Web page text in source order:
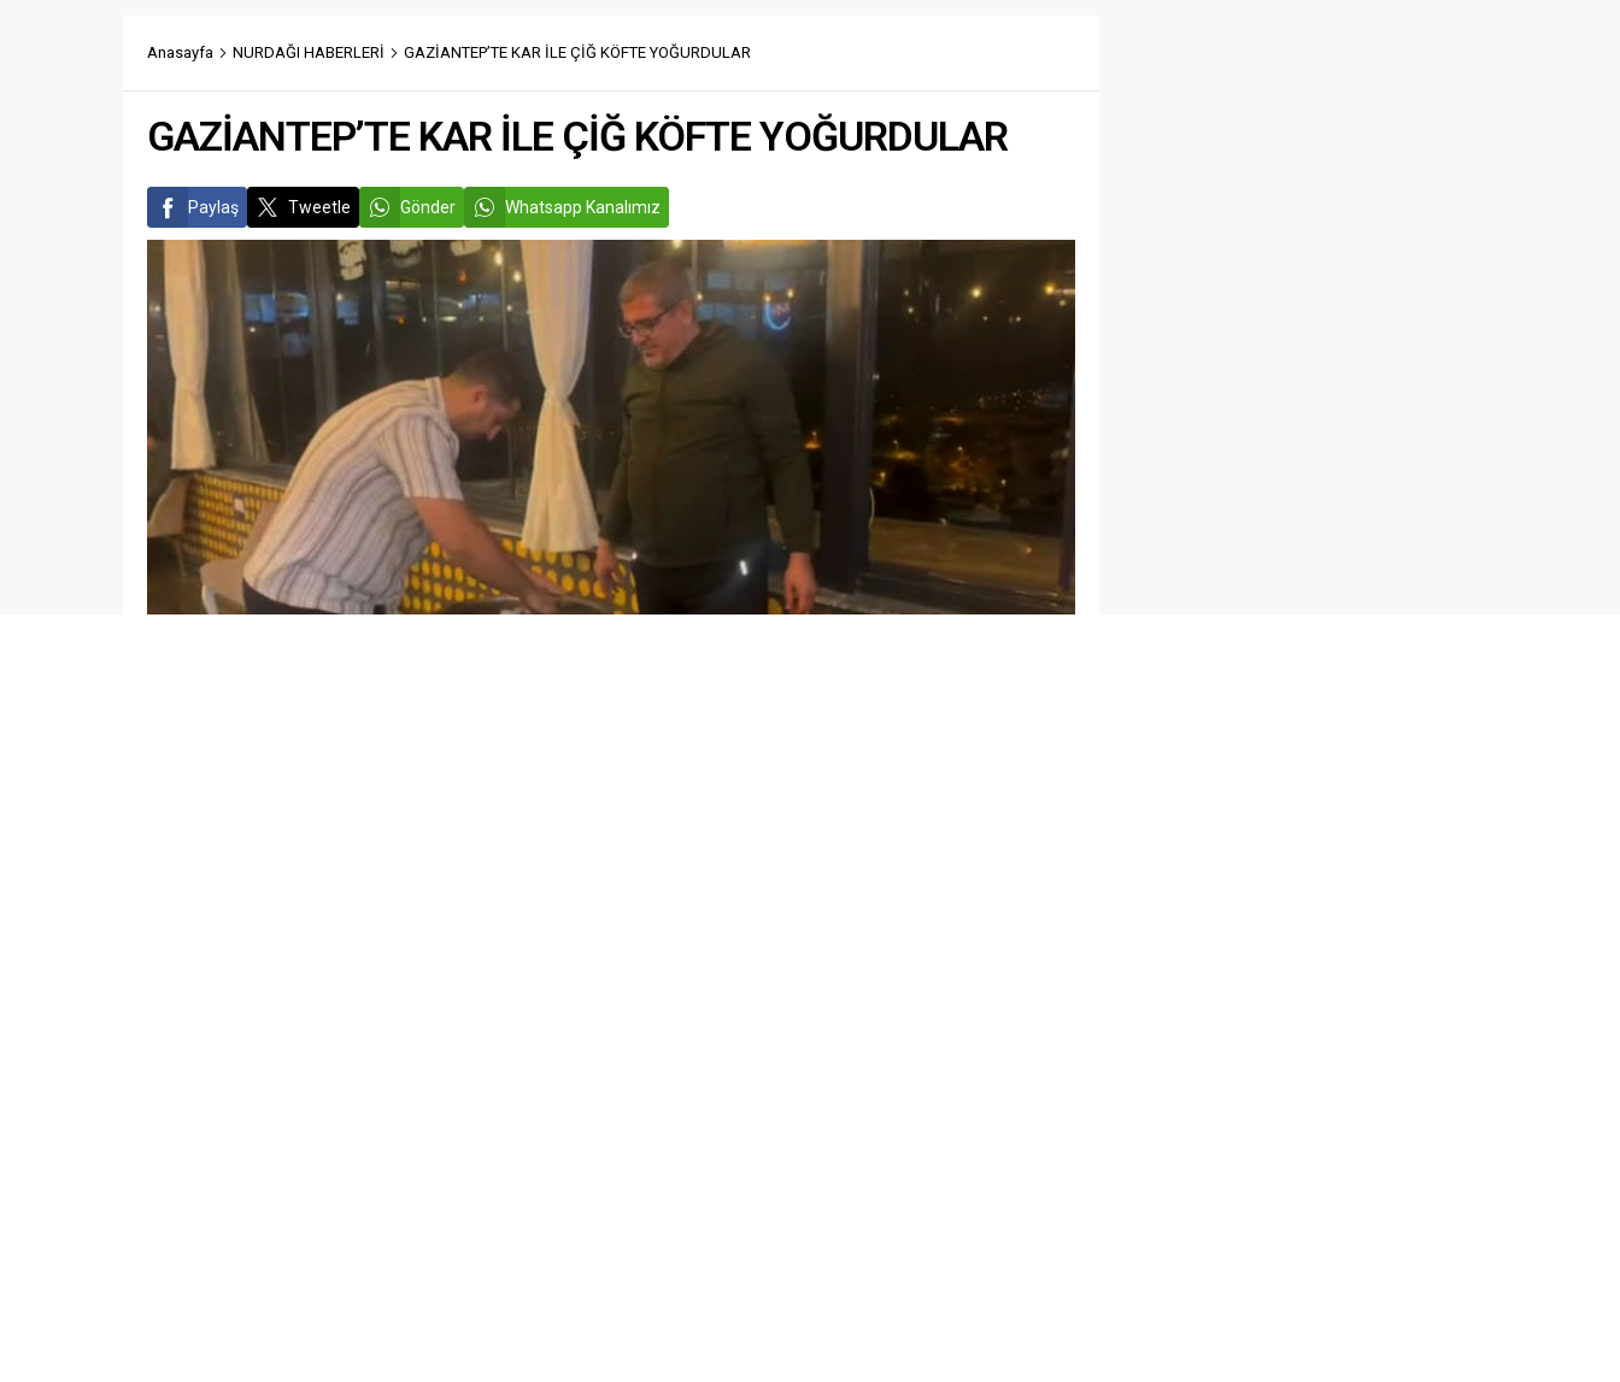
Anasayfa NURDAĞI HABERLERİ GAZİANTEP’TE KAR İLE ÇİĞ KÖFTE YOĞURDULAR
GAZİANTEP’TE KAR İLE ÇİĞ KÖFTE YOĞURDULAR
Paylaş Tweetle Gönder Whatsapp Kanalımız